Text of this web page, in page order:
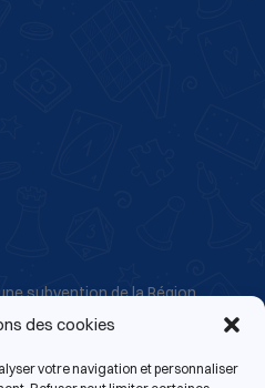
des cookies
votre navigation et personnaliser
subvention de la Région
actions de structuration et de